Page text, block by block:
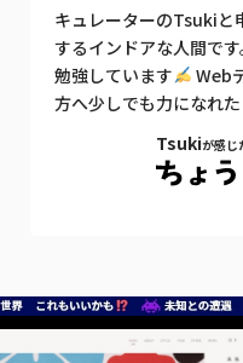
キュレーターのTsukiと
するインドアな人間で
勉強しています
Web
方へ少しでも力になれ
Tsukiが感じ